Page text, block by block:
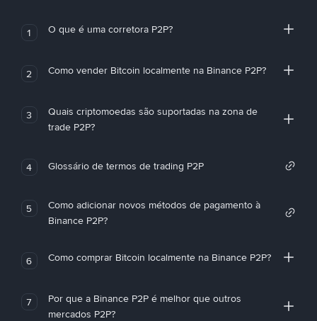
1 O que é uma corretora P2P?
2 Como vender Bitcoin localmente na Binance P2P?
3
Quais criptomoedas são suportadas na zona de
trade P2P?
4 Glossário de termos de trading P2P
5
Como adicionar novos métodos de pagamento à
Binance P2P?
6 Como comprar Bitcoin localmente na Binance P2P?
7
Por que a Binance P2P é melhor que outros
mercados P2P?